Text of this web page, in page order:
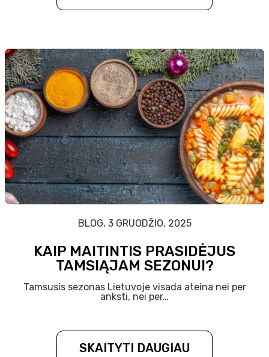
BLOG, 3 GRUODŽIO, 2025
KAIP MAITINTIS PRASIDĖJUS
TAMSIĄJAM SEZONUI?
Tamsusis sezonas Lietuvoje visada ateina nei per
anksti, nei per…
SKAITYTI DAUGIAU